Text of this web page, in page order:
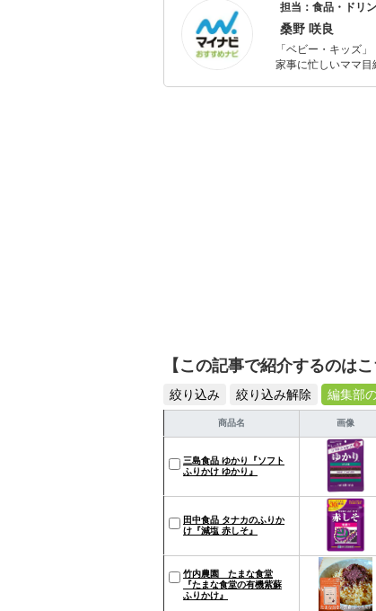
担当：食品・ドリ
桑野 咲良
「ベビー・キッズ
家事に忙しいママ
【この記事で紹介するのはこ
絞り込み 絞り込み解除 編集部
商品名 画像
三島食品 ゆかり『ソフト
ふりかけ ゆかり』
田中食品 タナカのふりか
け『減塩 赤しそ』
竹内農園 たまな食堂
『たまな食堂の有機紫蘇
ふりかけ』